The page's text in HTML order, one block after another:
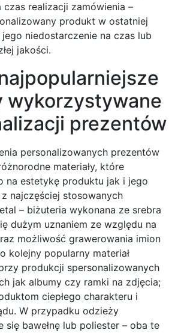
realizacji zamówienia –
produkt w ostatniej
niedostarczenie na czas lub
jakości.
wykorzystywane
prezentów
personalizowanych prezentów
materiały, które
na estetykę produktu jak i jego
najczęściej stosowanych
– biżuteria wykonana ze srebra
dużym uznaniem ze względu na
możliwość grawerowania imion
kolejny popularny materiał
produkcji spersonalizowanych
jak albumy czy ramki na zdjęcia;
ciepłego charakteru i
W przypadku odzieży
się bawełnę lub poliester – oba te